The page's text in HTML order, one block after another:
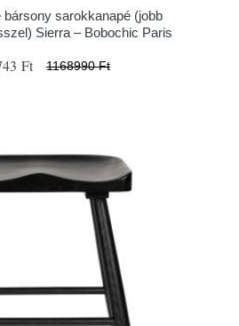
sarokkanapé (jobb
Sierra – Bobochic Paris
Ft 1168990 Ft